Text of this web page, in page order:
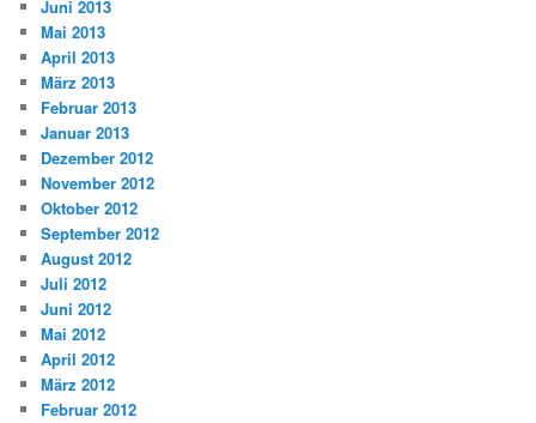
Juni 2013
Mai 2013
April 2013
März 2013
Februar 2013
Januar 2013
Dezember 2012
November 2012
Oktober 2012
September 2012
August 2012
Juli 2012
Juni 2012
Mai 2012
April 2012
März 2012
Februar 2012